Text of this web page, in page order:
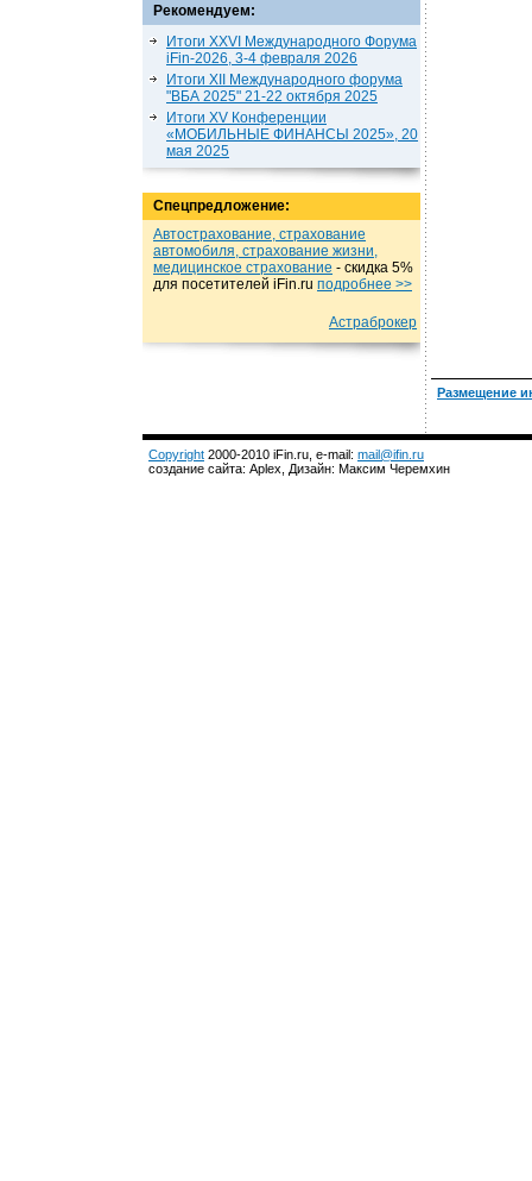
Рекомендуем:
Итоги XXVI Международного Форума
iFin-2026, 3-4 февраля 2026
Итоги XII Международного форума
"ВБА 2025" 21-22 октября 2025
Итоги XV Конференции
«МОБИЛЬНЫЕ ФИНАНСЫ 2025», 20
мая 2025
Спецпредложение:
Автострахование, страхование
автомобиля, страхование жизни,
медицинское страхование - cкидка 5%
для посетителей iFin.ru подробнеe >>
Астраброкер
Размещение
Copyright 2000-2010 iFin.ru, e-mail: mail@ifin.ru
создание сайта: Aplex, Дизайн: Максим Черемхин